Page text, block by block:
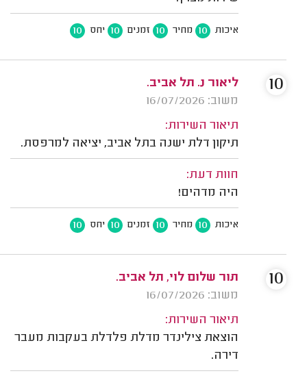
איכות 10 מחיר 10 זמנים 10 יחס 10
ליאור נ. תל אביב.
משוב: 16/07/2026
תיאור השירות:
תיקון דלת ישנה בתל אביב, יציאה למרפסת.
חוות דעת:
היה מדהים!
איכות 10 מחיר 10 זמנים 10 יחס 10
10
תור שלום לוי, תל אביב.
משוב: 16/07/2026
תיאור השירות:
הוצאת צילינדר מדלת פלדלת בעקבות מעבר
דירה.
10